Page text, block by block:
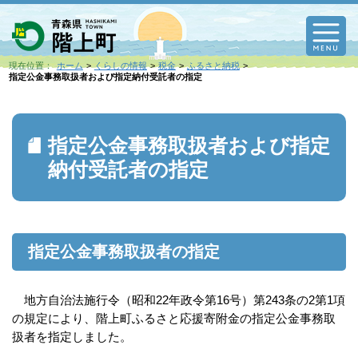
現在位置： ホーム くらしの情報 税金
ふるさと納税
指定公金事務取扱者および指定納付受託者の指定
指定公金事務取扱者および指定
納付受託者の指定
指定公金事務取扱者の指定
地方自治法施行令（昭和22年政令第16号）第243条の2第1項
の規定により、階上町ふるさと応援寄附金の指定公金事務取
扱者を指定しました。